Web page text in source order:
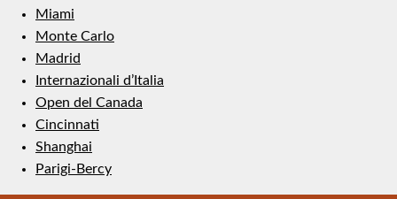
Miami
Monte Carlo
Madrid
Internazionali d’Italia
Open del Canada
Cincinnati
Shanghai
Parigi-Bercy